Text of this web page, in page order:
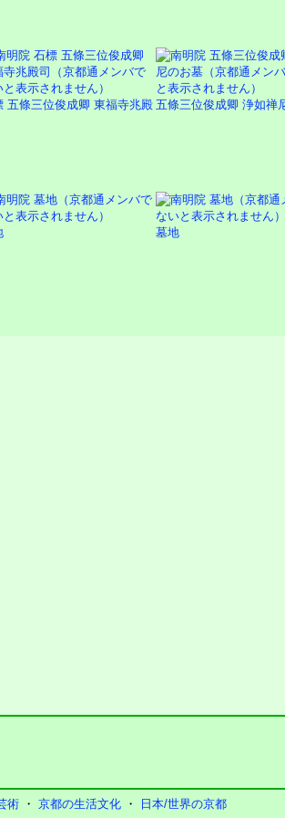
五條三位俊成卿 東福寺兆殿 五條三位俊成卿 浄如禅
墓地
術 ・ 京都の生活文化 ・ 日本/世界の京都